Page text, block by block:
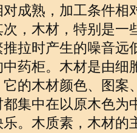
成熟，加工条件相
，木材，特别是一
拉时产生的噪音远
药柜。木材是由细
的木材颜色、图案
集中在以原木色为
乐。木质素，木材